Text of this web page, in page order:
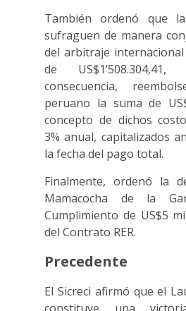
También ordenó que
sufraguen de manera
del arbitraje
de
consecuencia,
peruano la suma de
concepto de dichos
3% anual, capitalizados
la fecha del pago total.
Finalmente, ordenó la
Mamacocha de la
Cumplimiento de US$5
del Contrato RER.
Precedente
El Sicreci afirmó que el